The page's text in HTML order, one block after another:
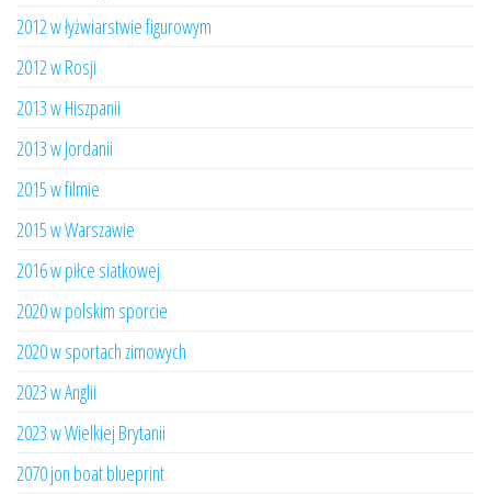
2012 w łyżwiarstwie figurowym
2012 w Rosji
2013 w Hiszpanii
2013 w Jordanii
2015 w filmie
2015 w Warszawie
2016 w piłce siatkowej
2020 w polskim sporcie
2020 w sportach zimowych
2023 w Anglii
2023 w Wielkiej Brytanii
2070 jon boat blueprint